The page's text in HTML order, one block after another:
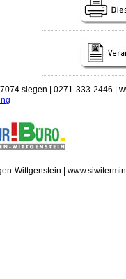
siegen | 0271-333-2446 |
Wittgenstein |